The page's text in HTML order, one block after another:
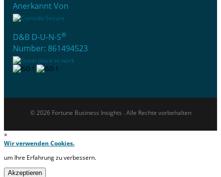
Anerkannt Von
D&B D-U-N-S®
Number: 861494523
© 2026 Fortune Business Insights . Alle Rechte vorbehalten
×
Wir verwenden Cookies.
um Ihre Erfahrung zu verbessern.
Akzeptieren